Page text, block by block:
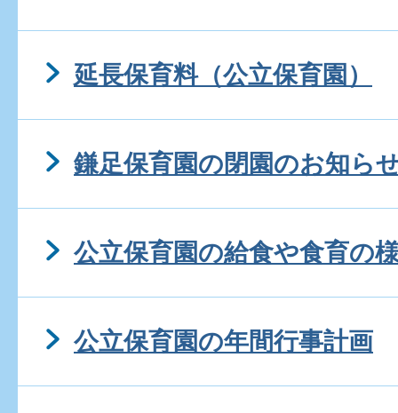
延長保育料（公立保育園）
鎌足保育園の閉園のお知ら
公立保育園の給食や食育の
公立保育園の年間行事計画